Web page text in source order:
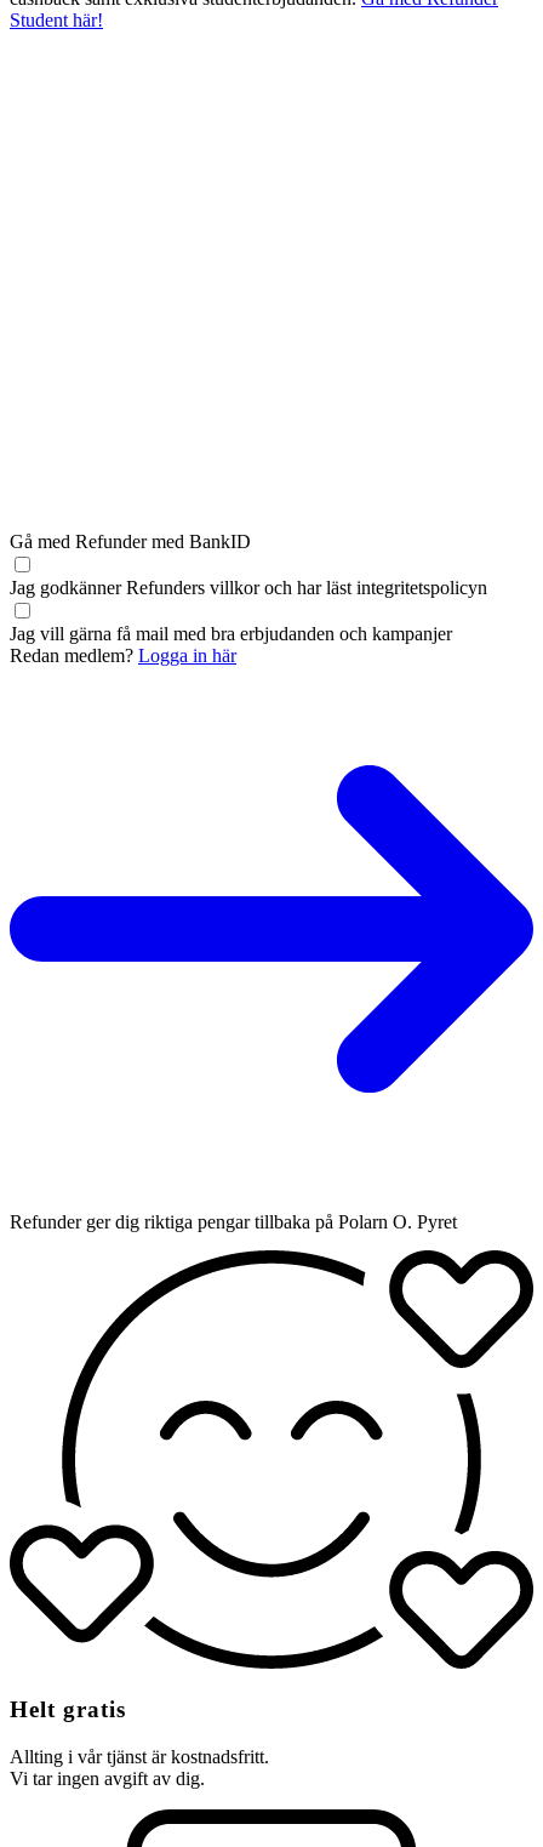
Student här!
Gå med Refunder med BankID
Jag godkänner Refunders villkoroch har läst integritetspolicyn
Jag vill gärna få mail med bra erbjudanden och kampanjer
Redan medlem? Logga in här
Refunder ger dig riktiga pengar tillbaka på Polarn O. Pyret
Helt gratis
Allting i vår tjänst är kostnadsfritt.
Vi tar ingen avgift av dig.